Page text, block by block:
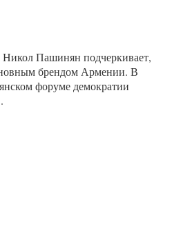
Пашинян подчеркивает,
брендом Армении. В
форуме демократии